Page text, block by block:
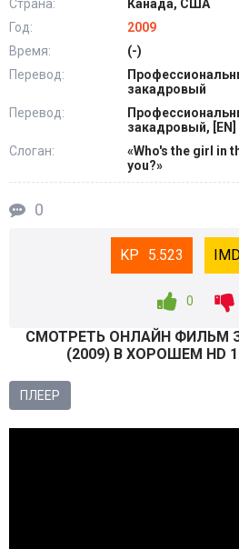
Страна:
Канада, США
Год:
2009
Время:
(-)
Перевод:
закадровый
Перевод:
закадровый,
Слоган:
«Who's the girl in
you?»
0
5.523
0
СМОТРEТЬ ОНЛАЙН ФИЛЬМ
(2009) В ХОРОШЕМ HD
ПЛЕЕР